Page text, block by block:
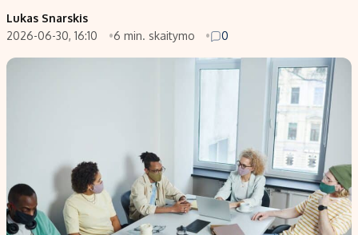
Lukas Snarskis
2026-06-30, 16:10
6 min. skaitymo 0